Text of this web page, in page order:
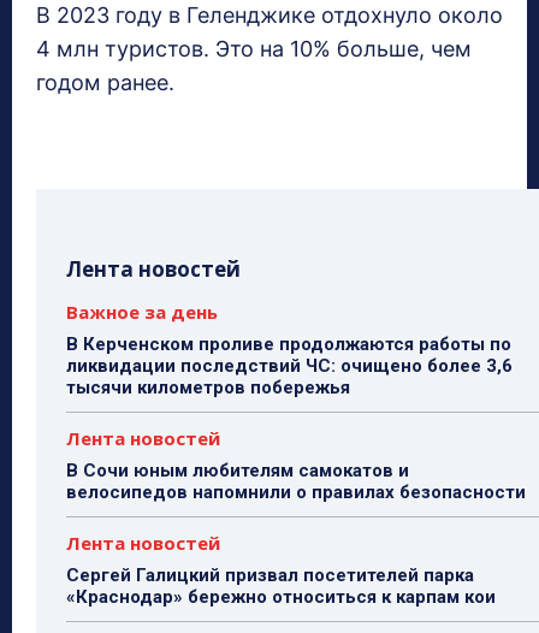
В 2023 году в Геленджике отдохнуло около
4 млн туристов. Это на 10% больше, чем
годом ранее.
Лента новостей
Важное за день
В Керченском проливе продолжаются работы по
ликвидации последствий ЧС: очищено более 3,6
тысячи километров побережья
Лента новостей
В Сочи юным любителям самокатов и
велосипедов напомнили о правилах безопасности
Лента новостей
Сергей Галицкий призвал посетителей парка
«Краснодар» бережно относиться к карпам кои